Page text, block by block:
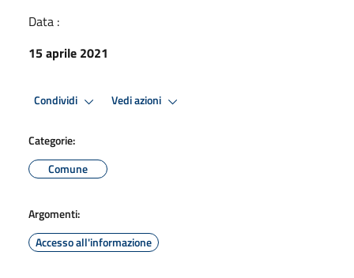
Data :
15 aprile 2021
Condividi Vedi azioni
Categorie:
Comune
Argomenti:
Accesso all'informazione